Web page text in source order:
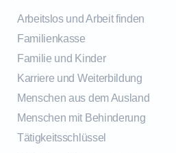
Arbeitslos und Arbeit finden
Familienkasse
Familie und Kinder
Karriere und Weiterbildung
Menschen aus dem Ausland
Menschen mit Behinderung
Tätigkeitsschlüssel